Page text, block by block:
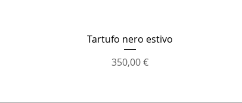
Schnellansicht
Tartufo nero estivo
Preis
350,00 €